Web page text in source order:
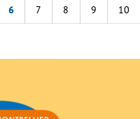
6 7 8 9 10